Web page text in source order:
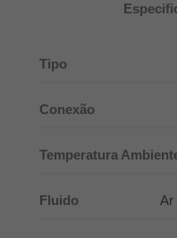
Tipo
Conexão
Temperatura
Fluido Ar